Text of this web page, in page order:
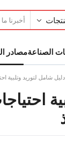
الصناعةمصادر
دليل شامل لتوريد وتلبية